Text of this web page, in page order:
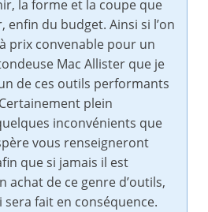
la forme et la coupe que
enfin du budget. Ainsi si l’on
prix convenable pour un
Mac Allister que je
de ces outils performants
plein
inconvénients que
vous renseigneront
que si jamais il est
achat de ce genre d’outils,
fait en conséquence.